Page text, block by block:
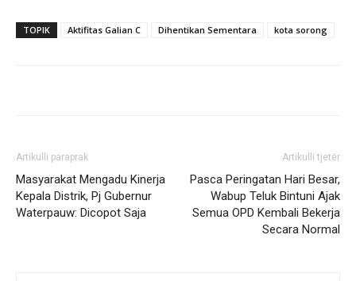
TOPIK Aktifitas Galian C Dihentikan Sementara kota sorong
Artikulli paraprak
Masyarakat Mengadu Kinerja
Kepala Distrik, Pj Gubernur
Waterpauw: Dicopot Saja
Artikulli tjetër
Pasca Peringatan Hari Besar,
Wabup Teluk Bintuni Ajak
Semua OPD Kembali Bekerja
Secara Normal